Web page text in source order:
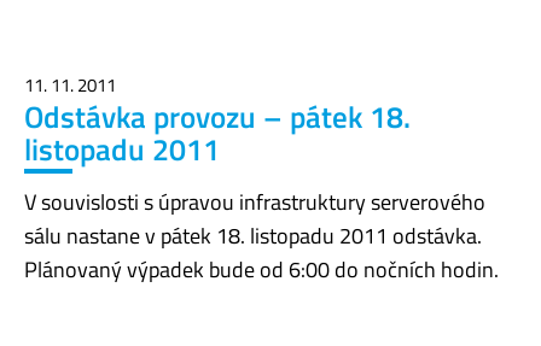
11. 11. 2011
Odstávka provozu – pátek 18.
listopadu 2011
V souvislosti s úpravou infrastruktury serverového
sálu nastane v pátek 18. listopadu 2011 odstávka.
Plánovaný výpadek bude od 6:00 do nočních hodin.